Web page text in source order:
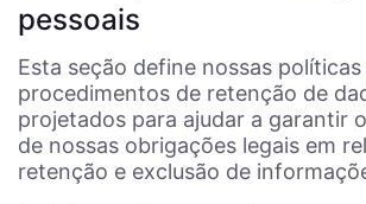
pessoais
Esta seção define nossas políticas
procedimentos de retenção de
projetados para ajudar a garantir
de nossas obrigações legais em
retenção e exclusão de